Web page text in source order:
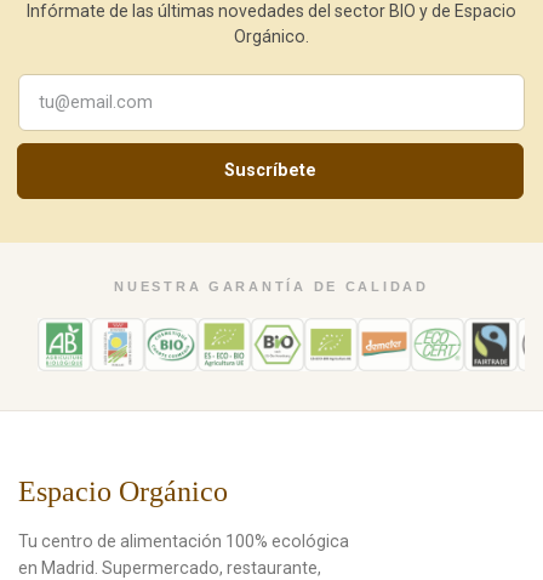
Infórmate de las últimas novedades del sector BIO y de Espacio
Orgánico.
Suscríbete
NUESTRA GARANTÍA DE CALIDAD
Espacio Orgánico
Tu centro de alimentación 100% ecológica
en Madrid. Supermercado, restaurante,